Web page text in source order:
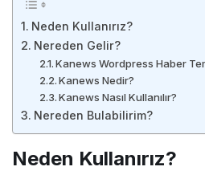
Neden Kullanırız?
Nereden Gelir?
Kanews Wordpress Haber
Kanews Nedir?
Kanews Nasıl Kullanılır?
Nereden Bulabilirim?
Neden Kullanırız?